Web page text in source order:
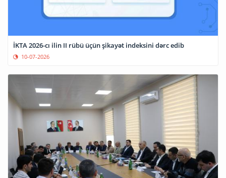
İKTA 2026-cı ilin II rübü üçün şikayət indeksini dərc edib
10-07-2026